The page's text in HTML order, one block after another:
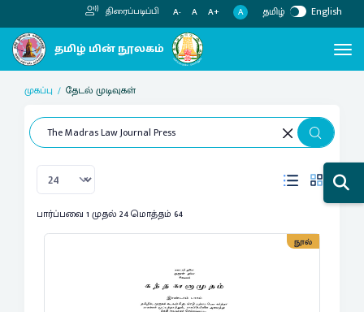
திரைப்படிப்பி A- A A+ A தமிழ் English
முகப்பு தேடல் முடிவுகள்
பார்ப்பவை 1 முதல் 24 மொத்தம் 64
நூல்